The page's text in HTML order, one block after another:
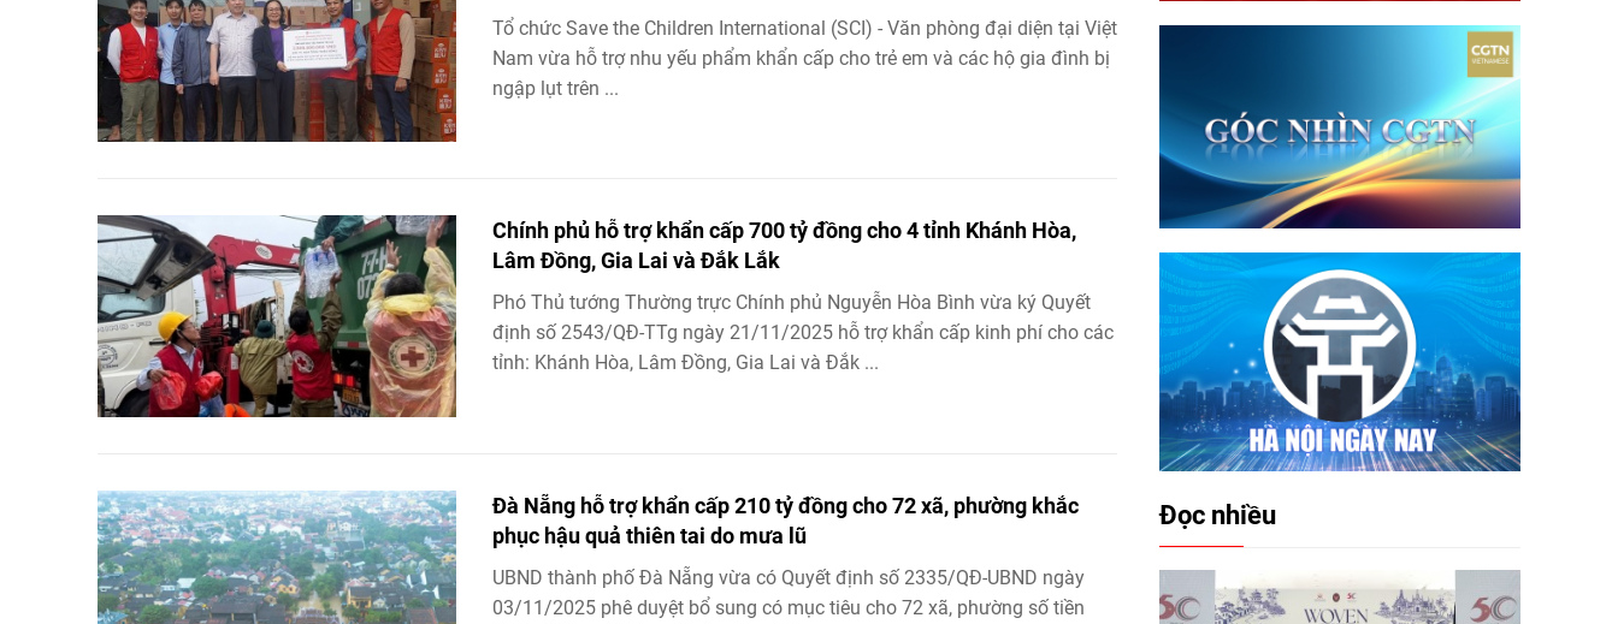
Tổ chức Save the Children International (SCI) - Văn phòng đại diện tại Việt
Nam vừa hỗ trợ nhu yếu phẩm khẩn cấp cho trẻ em và các hộ gia đình bị
ngập lụt trên ...
Chính phủ hỗ trợ khẩn cấp 700 tỷ đồng cho 4 tỉnh Khánh Hòa,
Lâm Đồng, Gia Lai và Đắk Lắk
Phó Thủ tướng Thường trực Chính phủ Nguyễn Hòa Bình vừa ký Quyết
định số 2543/QĐ-TTg ngày 21/11/2025 hỗ trợ khẩn cấp kinh phí cho các
tỉnh: Khánh Hòa, Lâm Đồng, Gia Lai và Đắk ...
Đà Nẵng hỗ trợ khẩn cấp 210 tỷ đồng cho 72 xã, phường khắc
phục hậu quả thiên tai do mưa lũ
UBND thành phố Đà Nẵng vừa có Quyết định số 2335/QĐ-UBND ngày
03/11/2025 phê duyệt bổ sung có mục tiêu cho 72 xã, phường số tiền
Đọc nhiều